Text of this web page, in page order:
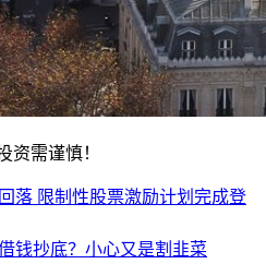
资需谨慎！
落 限制性股票激励计划完成登
钱抄底？小心又是割韭菜